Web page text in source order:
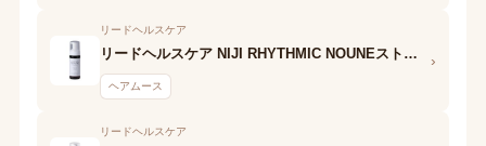
リードヘルスケア
リードヘルスケア NIJI RHYTHMIC NOUNEストレート スタイリングフォーム
ヘアムース
›
リードヘルスケア